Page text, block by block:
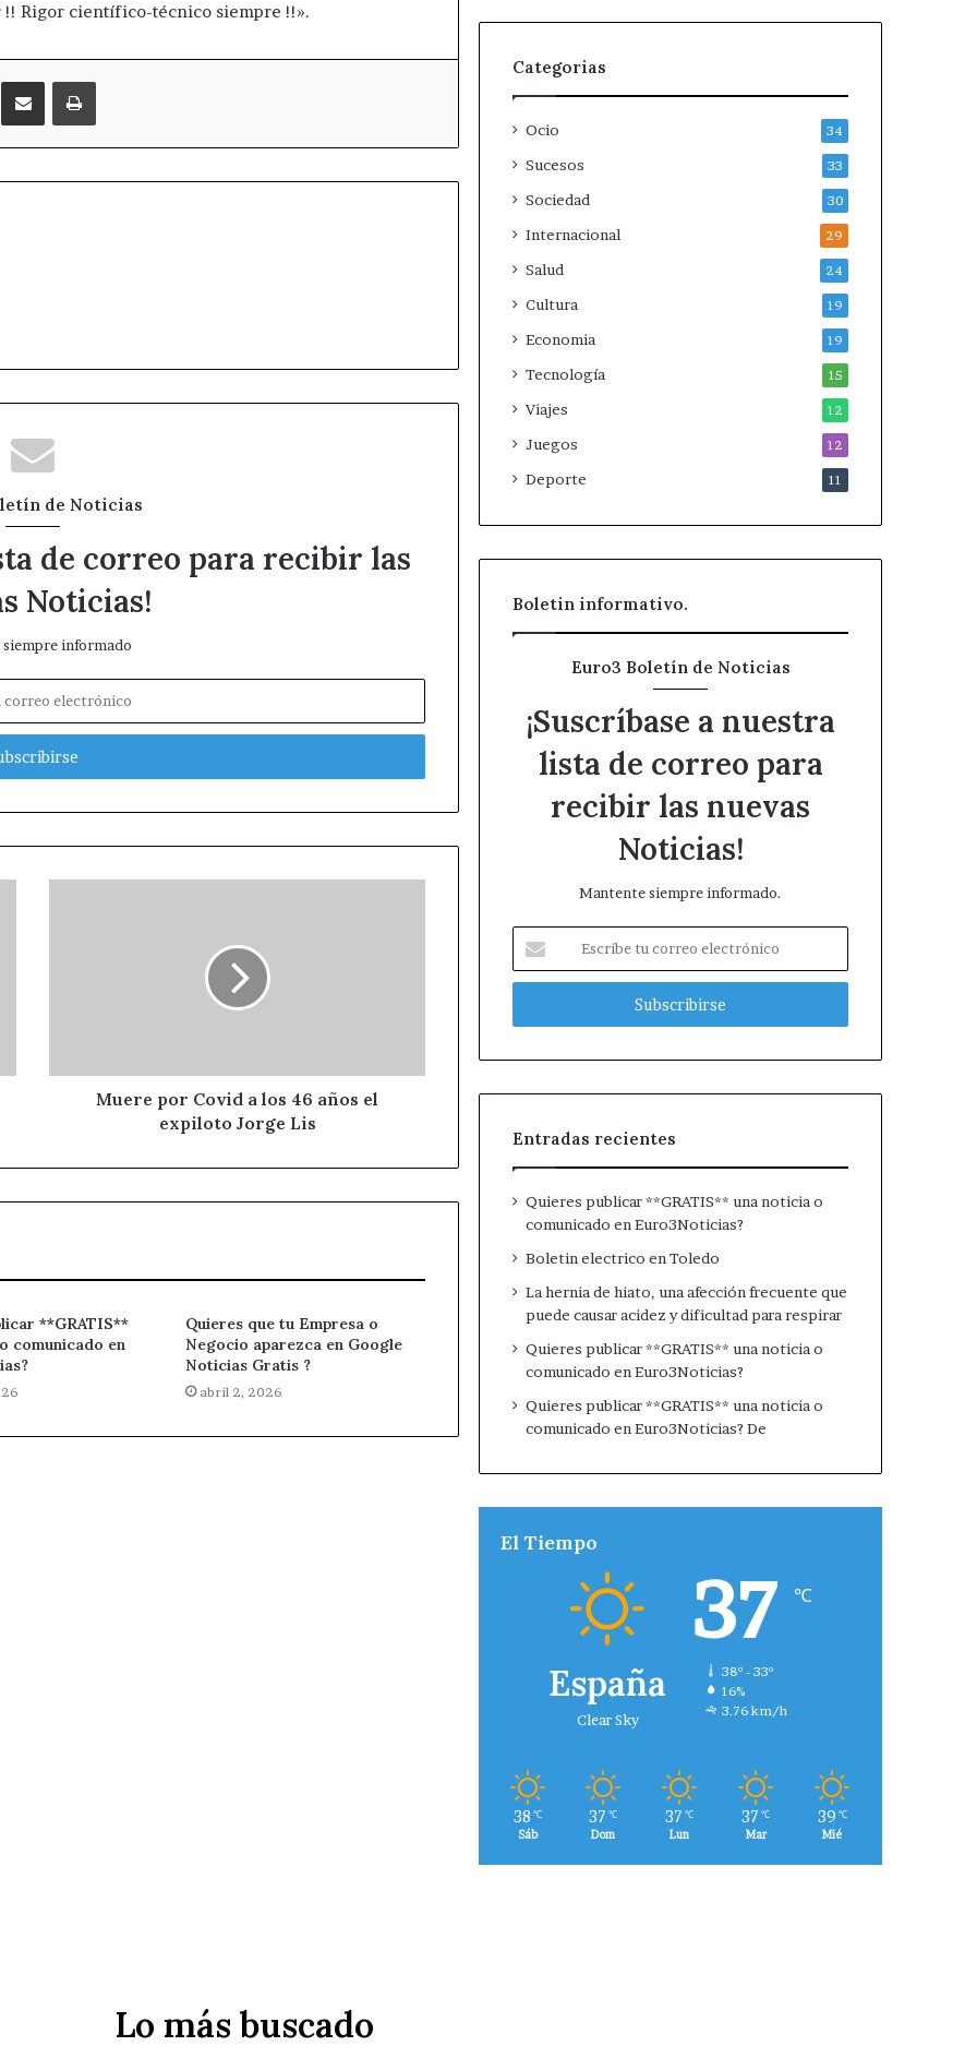
Rigor científico-técnico siempre !!».
Compartir por correo electrónicoImprimir
de Noticias
de correo para recibir las
Noticias!
informado
Muere por Covid a los 46 años el
expiloto Jorge Lis
**GRATIS**
comunicado en
Quieres que tu Empresa o
Negocio aparezca en Google
Noticias Gratis ?
abril 2, 2026
Categorias
Ocio 34
Sucesos 33
Sociedad 30
Internacional 29
Salud 24
Cultura 19
Economia 19
Tecnología 15
Viajes 12
Juegos 12
Deporte 11
Boletin informativo.
Euro3 Boletín de Noticias
¡Suscríbase a nuestra
lista de correo para
recibir las nuevas
Noticias!
Mantente siempre informado.
tu
correo
Entradas recientes
Quieres publicar **GRATIS** una noticia o
comunicado en Euro3Noticias?
Boletin electrico en Toledo
La hernia de hiato, una afección frecuente que
puede causar acidez y dificultad para respirar
Quieres publicar **GRATIS** una noticia o
comunicado en Euro3Noticias?
Quieres publicar **GRATIS** una noticia o
comunicado en Euro3Noticias? De
El Tiempo
España
Clear Sky
37 ℃
38º - 33º
16%
3.76 km/h
38 ℃
Sáb
37 ℃
Dom
37 ℃
Lun
37 ℃
Mar
39 ℃
Mié
Lo más buscado